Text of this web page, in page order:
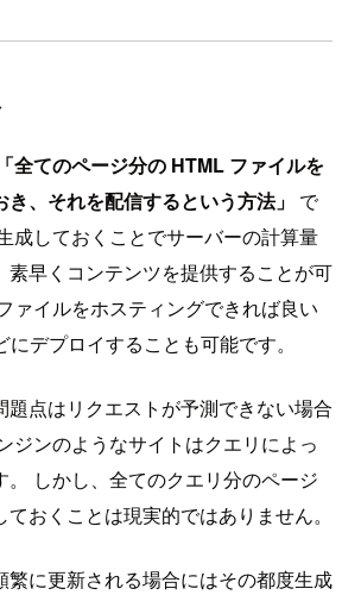
「全てのページ分の HTML ファイルを
、それを配信するという方法」 で
成しておくことでサーバーの計算量
素早くコンテンツを提供することが可
ァイルをホスティングできれば良い
デプロイすることも可能です。
題点はリクエストが予測できない場合
ジンのようなサイトはクエリによっ
しかし、全てのクエリ分のページ
おくことは現実的ではありません。
繁に更新される場合にはその都度生成